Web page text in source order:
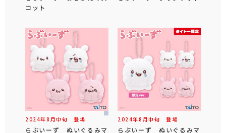
コット
2024年8 月中旬 登場
らぶいーず ぬいぐるみマ
2024年8 月中旬 登場
らぶいーず ぬいぐるみマ